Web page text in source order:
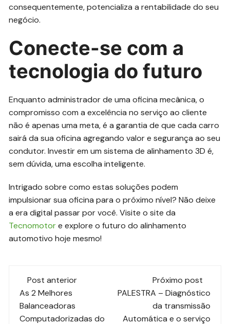
consequentemente, potencializa a rentabilidade do seu
negócio.
Conecte-se com a
tecnologia do futuro
Enquanto administrador de uma oficina mecânica, o
compromisso com a excelência no serviço ao cliente
não é apenas uma meta, é a garantia de que cada carro
sairá da sua oficina agregando valor e segurança ao seu
condutor. Investir em um sistema de alinhamento 3D é,
sem dúvida, uma escolha inteligente.
Intrigado sobre como estas soluções podem
impulsionar sua oficina para o próximo nível? Não deixe
a era digital passar por você. Visite o site da
Tecnomotore explore o futuro do alinhamento
automotivo hoje mesmo!
Navegação
de
Post anterior
As 2 Melhores
Balanceadoras
Computadorizadas do
Próximo post
PALESTRA – Diagnóstico
da transmissão
Automática e o serviço